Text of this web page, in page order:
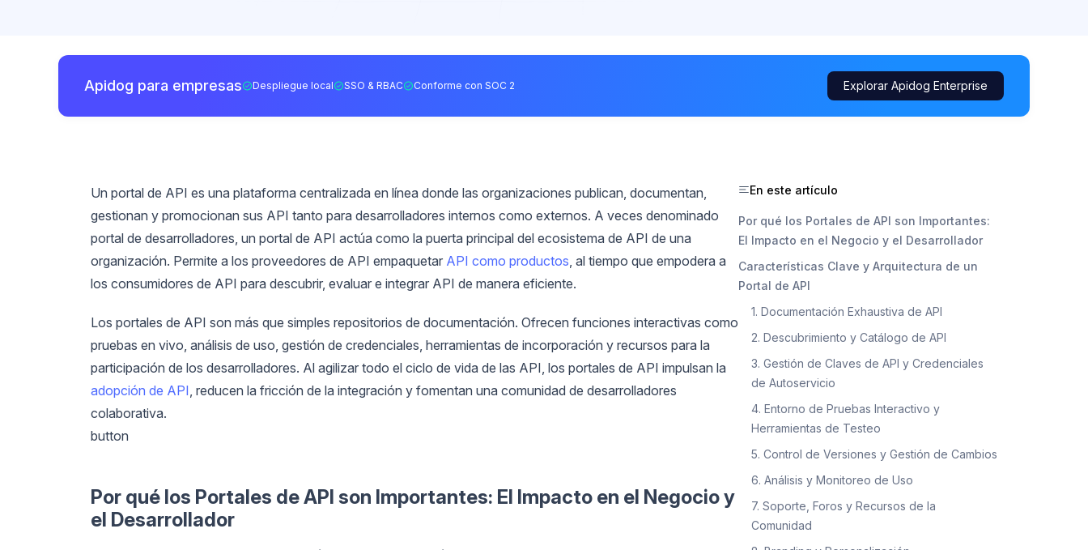
Apidog para empresas Despliegue local SSO & RBAC Conforme con SOC 2 Explorar Apidog Enterprise
Un portal de API es una plataforma centralizada en línea donde las organizaciones publican, documentan,
gestionan y promocionan sus API tanto para desarrolladores internos como externos. A veces denominado
portal de desarrolladores, un portal de API actúa como la puerta principal del ecosistema de API de una
organización. Permite a los proveedores de API empaquetar API como productos , al tiempo que empodera a
los consumidores de API para descubrir, evaluar e integrar API de manera eficiente.
Los portales de API son más que simples repositorios de documentación. Ofrecen funciones interactivas como
pruebas en vivo, análisis de uso, gestión de credenciales, herramientas de incorporación y recursos para la
participación de los desarrolladores. Al agilizar todo el ciclo de vida de las API, los portales de API impulsan la
adopción de API , reducen la fricción de la integración y fomentan una comunidad de desarrolladores
colaborativa.
button
Por qué los Portales de API son Importantes: El Impacto en el Negocio y
el Desarrollador
En este artículo
Por qué los Portales de API son Importantes:
El Impacto en el Negocio y el Desarrollador
Características Clave y Arquitectura de un
Portal de API
1. Documentación Exhaustiva de API
2. Descubrimiento y Catálogo de API
3. Gestión de Claves de API y Credenciales
de Autoservicio
4. Entorno de Pruebas Interactivo y
Herramientas de Testeo
5. Control de Versiones y Gestión de Cambios
6. Análisis y Monitoreo de Uso
7. Soporte, Foros y Recursos de la
Comunidad